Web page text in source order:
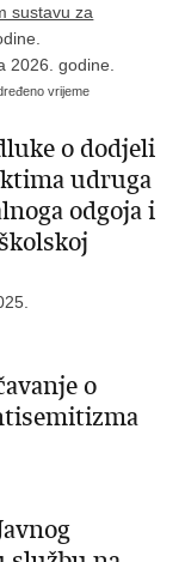
sustavu za
2026. godine.
vrijeme
o dodjeli
udruga
odgoja i
o